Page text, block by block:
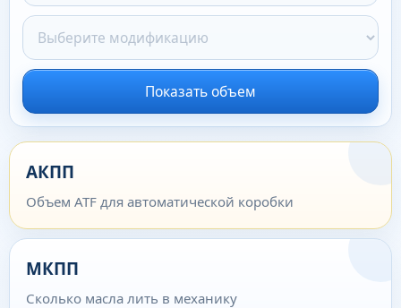
Показать объем
АКПП
Объем ATF для автоматической коробки
МКПП
Сколько масла лить в механику